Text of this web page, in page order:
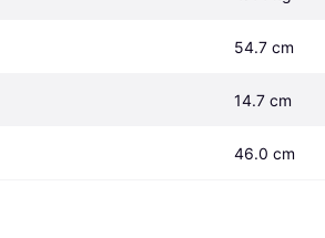
54.7 cm
14.7 cm
46.0 cm